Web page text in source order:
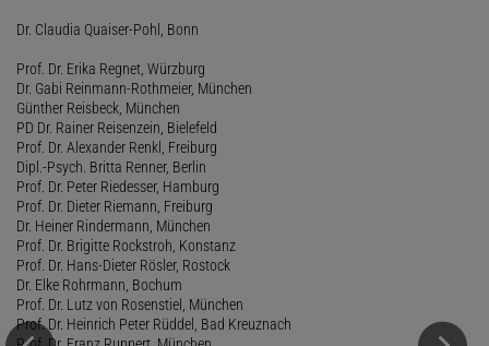
Dr. Claudia Quaiser-Pohl, Bonn
Prof. Dr. Erika Regnet, Würzburg
Dr. Gabi Reinmann-Rothmeier, München
Günther Reisbeck, München
PD Dr. Rainer Reisenzein, Bielefeld
Prof. Dr. Alexander Renkl, Freiburg
Dipl.-Psych. Britta Renner, Berlin
Prof. Dr. Peter Riedesser, Hamburg
Prof. Dr. Dieter Riemann, Freiburg
Dr. Heiner Rindermann, München
Prof. Dr. Brigitte Rockstroh, Konstanz
Prof. Dr. Hans-Dieter Rösler, Rostock
Dr. Elke Rohrmann, Bochum
Prof. Dr. Lutz von Rosenstiel, München
Prof. Dr. Heinrich Peter Rüddel, Bad Kreuznach